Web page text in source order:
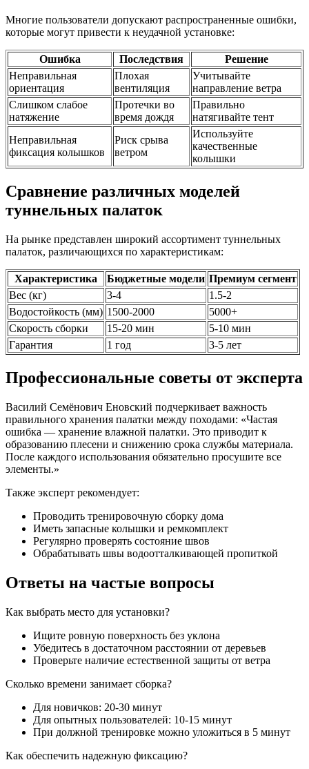
Многие пользователи допускают распространенные ошибки,
которые могут привести к неудачной установке:
Ошибка Последствия
Решение
Неправильная
ориентация
Плохая
вентиляция
Учитывайте
направление ветра
Слишком слабое
натяжение
Протечки во
время дождя
Правильно
натягивайте тент
Неправильная
фиксация колышков
Риск срыва
ветром
Используйте
качественные
колышки
Сравнение различных моделей
туннельных палаток
На рынке представлен широкий ассортимент туннельных
палаток, различающихся по характеристикам:
Характеристика Бюджетные модели Премиум сегмент
Вес (кг)
3-4
1.5-2
Водостойкость (мм) 1500-2000
5000+
Скорость сборки
15-20 мин
5-10 мин
Гарантия
1 год 3-5 лет
Профессиональные советы от эксперта
Василий Семёнович Еновский подчеркивает важность
правильного хранения палатки между походами: «Частая
ошибка — хранение влажной палатки. Это приводит к
образованию плесени и снижению срока службы материала.
После каждого использования обязательно просушите все
элементы.»
Также эксперт рекомендует:
Проводить тренировочную сборку дома
Иметь запасные колышки и ремкомплект
Регулярно проверять состояние швов
Обрабатывать швы водоотталкивающей пропиткой
Ответы на частые вопросы
Как выбрать место для установки?
Ищите ровную поверхность без уклона
Убедитесь в достаточном расстоянии от деревьев
Проверьте наличие естественной защиты от ветра
Сколько времени занимает сборка?
Для новичков: 20-30 минут
Для опытных пользователей: 10-15 минут
При должной тренировке можно уложиться в 5 минут
Как обеспечить надежную фиксацию?